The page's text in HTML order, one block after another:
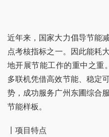
近年来，国家大力倡导节能
点考核指标之一。因此能
地开展节能工作的重中之重
多联机凭借高效节能、稳定
势，成功服务广州东圃综合
节能样板。
丨项目特点